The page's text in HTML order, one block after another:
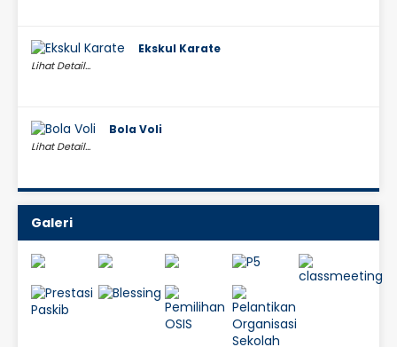
Ekskul Karate
Lihat Detail...
Bola Voli
Lihat Detail...
Galeri